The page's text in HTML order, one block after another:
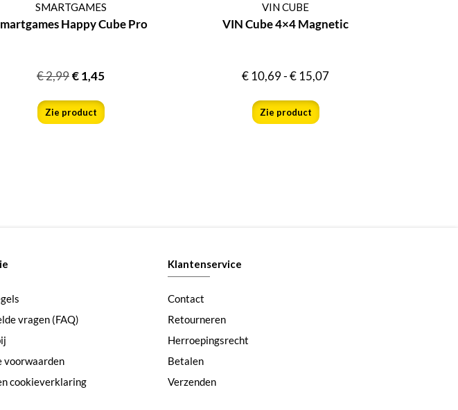
SMARTGAMES
Happy Cube Pro
€2,99€1,45
Zie product
VIN CUBE
VIN Cube 4×4 Magnetic
€10,69-€15,07
Zie product
vragen (FAQ)
voorwaarden
cookieverklaring
Klantenservice
Contact
Retourneren
Herroepingsrecht
Betalen
Verzenden